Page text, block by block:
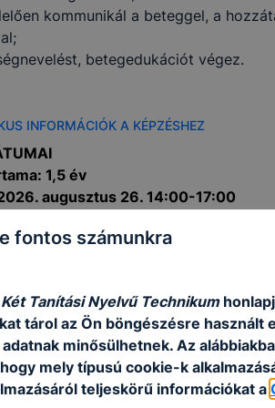
kommunikál a beteggel, a
betegedukációt végez.
INFORMÁCIÓK A KÉPZÉSHEZ
1,5 év
augusztus 26. 14:00-17:00
amelyekből az
eredeti
szükséges végzettség
tüdőszűrő vizsgálat, széklet
védőoltást igazoló dokumentum
fontos számunkra
Tanítási Nyelvű Technikum
tárol az Ön böngészésre használt
minősülhetnek. Az
mely típusú cookie-k
teljeskörű információkat a